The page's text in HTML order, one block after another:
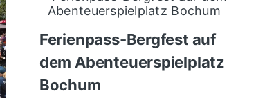
Ferienpass-Bergfest auf
dem Abenteuerspielplatz
Bochum